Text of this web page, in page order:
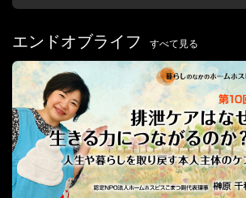
エンドオブライフ すべて見る